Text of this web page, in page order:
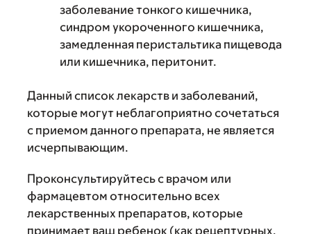
заболевание тонкого кишечника,
синдром укороченного кишечника,
замедленная перистальтика пищевода
или кишечника, перитонит.
Данный список лекарств и заболеваний,
которые могут неблагоприятно сочетаться
с приемом данного препарата, не является
исчерпывающим.
Проконсультируйтесь с врачом или
фармацевтом относительно всех
лекарственных препаратов, которые
принимает ваш ребенок (как рецептурных,